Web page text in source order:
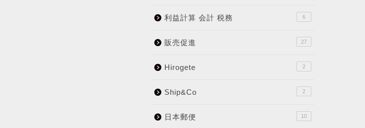
利益計算 会計 税務 6
販売促進 27
Hirogete 2
Ship&Co 2
日本郵便 10